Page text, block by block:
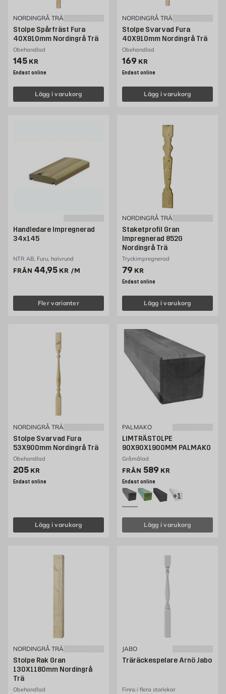
NORDINGRÅ TRÄ
Stolpe Spårfräst Fura
40X910mm Nordingrå Trä
Obehandlad
Pris 145 kr
145 KR
Endast online
Lägg i varukorg
NORDINGRÅ TRÄ
Stolpe Svarvad Fura
40X910mm Nordingrå Trä
Obehandlad
Pris 169 kr
169 KR
Endast online
Lägg i varukorg
Handledare Impregnerad
34x145
NTR AB, Furu, halvrund
FRÅN Pris 44.95 kr /m
44,95 KR /M
Fler varianter
NORDINGRÅ TRÄ
Staketprofil Gran
Impregnerad 852G
Nordingrå Trä
Tryckimpregnerad
Pris 79 kr
79 KR
Endast online
Lägg i varukorg
NORDINGRÅ TRÄ
Stolpe Svarvad Fura
53X900mm Nordingrå Trä
Obehandlad
Pris 205 kr
205 KR
Endast online
Lägg i varukorg
PALMAKO
LIMTRÄSTOLPE
90X90X1900MM PALMAKO
Gråmålad
FRÅN Pris 427 kr
589 KR
Endast online
+1
Lägg i varukorg
NORDINGRÅ TRÄ
Stolpe Rak Gran
130X1180mm Nordingrå
Trä
Obehandlad
JABO
Träräckespelare Arnö Jabo
Finns i flera storlekar